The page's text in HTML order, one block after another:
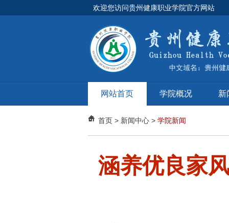
欢迎您访问贵州健康职业学院官方网站
网站首页 学院概况 新
首页> 新闻中心> 学院新闻
涵养优良家